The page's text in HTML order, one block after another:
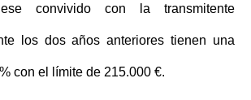
convivido con la transmitente
los dos años anteriores tienen una
con el límite de 215.000 €.